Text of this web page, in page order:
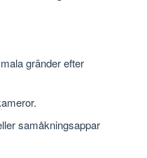
gränder efter
samåkningsappar